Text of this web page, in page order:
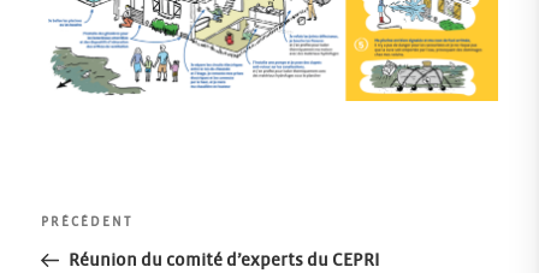
Navigation
Article
précédent
PRÉCÉDENT
Réunion du comité d’experts du CEPRI